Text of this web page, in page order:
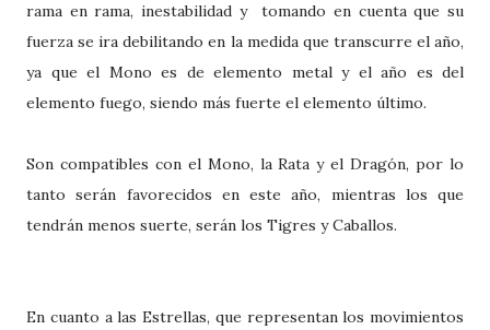
rama en rama, inestabilidad y tomando en cuenta que su
fuerza se ira debilitando en la medida que transcurre el año,
ya que el Mono es de elemento metal y el año es del
elemento fuego, siendo más fuerte el elemento último.
Son compatibles con el Mono, la Rata y el Dragón, por lo
tanto serán favorecidos en este año, mientras los que
tendrán menos suerte, serán los Tigres y Caballos.
En cuanto a las Estrellas, que representan los movimientos